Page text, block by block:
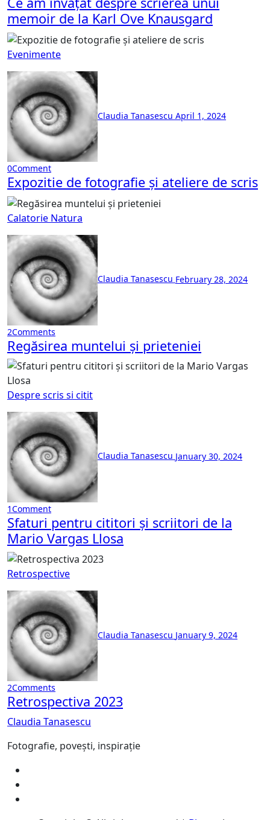
memoir de la Karl Ove Knausgard
Evenimente
Claudia Tanasescu April 1, 2024
0Comment
Expozitie de fotografie și ateliere de scris
Calatorie Natura
Claudia Tanasescu February 28, 2024
2Comments
Regăsirea muntelui și prieteniei
Despre scris si citit
Claudia Tanasescu January 30, 2024
1Comment
Sfaturi pentru cititori și scriitori de la
Mario Vargas Llosa
Retrospective
Claudia Tanasescu January 9, 2024
2Comments
Retrospectiva 2023
Claudia Tanasescu
Fotografie, povești, inspirație